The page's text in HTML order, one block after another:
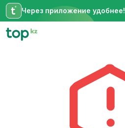
Через приложение удобнее!